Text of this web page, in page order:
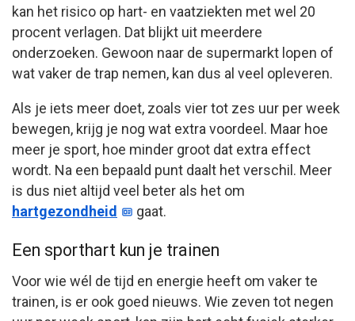
kan het risico op hart- en vaatziekten met wel 20
procent verlagen. Dat blijkt uit meerdere
onderzoeken. Gewoon naar de supermarkt lopen of
wat vaker de trap nemen, kan dus al veel opleveren.
Als je iets meer doet, zoals vier tot zes uur per week
bewegen, krijg je nog wat extra voordeel. Maar hoe
meer je sport, hoe minder groot dat extra effect
wordt. Na een bepaald punt daalt het verschil. Meer
is dus niet altijd veel beter als het om
hartgezondheid
gaat.
Een sporthart kun je trainen
Voor wie wél de tijd en energie heeft om vaker te
trainen, is er ook goed nieuws. Wie zeven tot negen